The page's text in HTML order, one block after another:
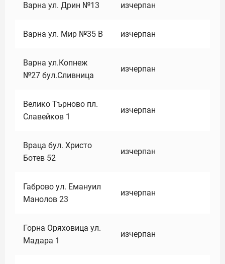
Варна ул. Дрин №13 изчерпан
Варна ул. Мир №35 В изчерпан
Варна ул.Копнеж
№27 бул.Сливница
изчерпан
Велико Търново пл.
Славейков 1
изчерпан
Враца бул. Христо
Ботев 52
изчерпан
Габрово ул. Емануил
Манолов 23
изчерпан
Горна Оряховица ул.
Мадара 1
изчерпан